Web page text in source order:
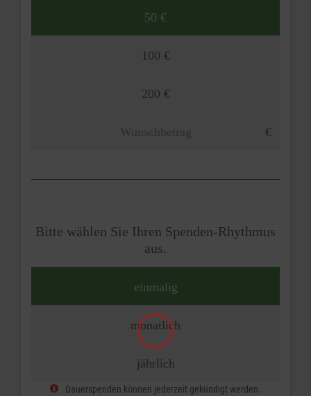
50 €
100 €
200 €
Bitte wählen Sie Ihren Spenden-Rhythmus
aus.
einmalig
monatlich
jährlich
Dauerspenden können jederzeit gekündigt werden.